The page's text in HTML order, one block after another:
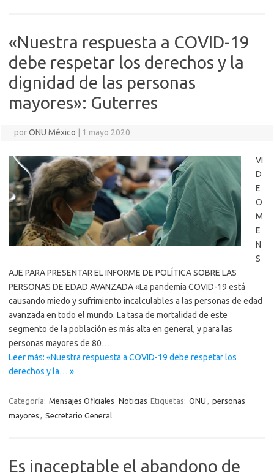
«Nuestra respuesta a COVID-19
debe respetar los derechos y la
dignidad de las personas
mayores»: Guterres
porONU México 1 mayo 2020
VI
D
E
O
M
E
N
S
AJE PARA PRESENTAR EL INFORME DE POLÍTICA SOBRE LAS
PERSONAS DE EDAD AVANZADA «La pandemia COVID-19 está
causando miedo y sufrimiento incalculables a las personas de edad
avanzada en todo el mundo. La tasa de mortalidad de este
segmento de la población es más alta en general, y para las
personas mayores de 80…
Leer más: «Nuestra respuesta a COVID-19 debe respetar los
derechos y la… »
Categoría: Mensajes Oficiales Noticias Etiquetas: ONU , personas
mayores , Secretario General
Es inaceptable el abandono de